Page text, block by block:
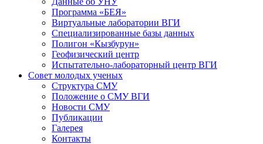
Программа «БЕЯ»
Виртуальные лаборатории ВГИ
Специализированные базы данных
Полигон «Кызбурун»
Геофизический центр
Испытательно-лабораторный центр ВГИ
Совет молодых ученых
Структура СМУ
Положение о СМУ ВГИ
Новости СМУ
Публикации
Галерея
Контакты